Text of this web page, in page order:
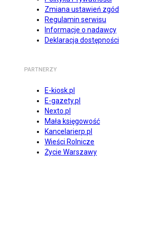
Zmiana ustawień zgód
Regulamin serwisu
Informacje o nadawcy
Deklaracja dostępności
PARTNERZY
E-kiosk.pl
E-gazety.pl
Nexto.pl
Mała księgowość
Kancelarierp.pl
Wieści Rolnicze
Życie Warszawy